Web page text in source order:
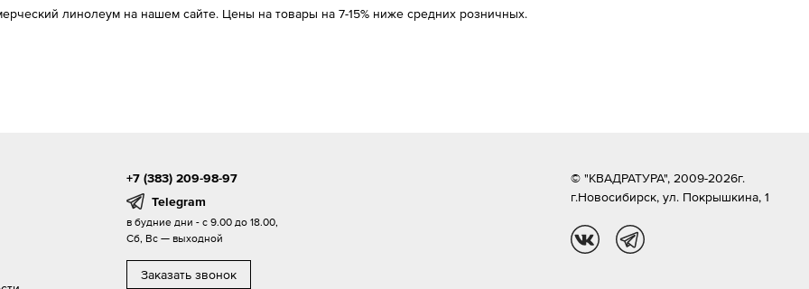
линолеум на нашем сайте. Цены на товары на 7-15% ниже средних розничных.
+7 (383) 209-98-97
Telegram
в будние дни - с 9.00 до 18.00,
Сб, Вс — выходной
Заказать звонок
© "КВАДРАТУРА", 2009-2026г.
г.Новосибирск, ул. Покрышкина, 1